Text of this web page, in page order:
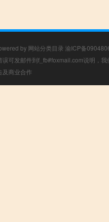
by 网站分类目录 渝ICP备
可发邮件到f_fb#foxmail.com说明，
及商业合作